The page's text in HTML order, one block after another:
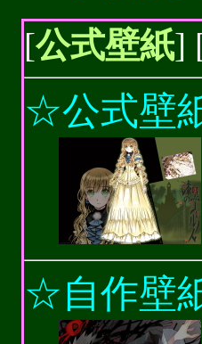
[公式壁紙]
☆公式壁
☆自作壁